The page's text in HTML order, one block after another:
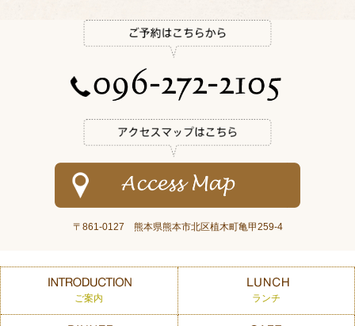
〒861-0127 熊本県熊本市北区植木町亀甲259-4
ご案内 ランチ